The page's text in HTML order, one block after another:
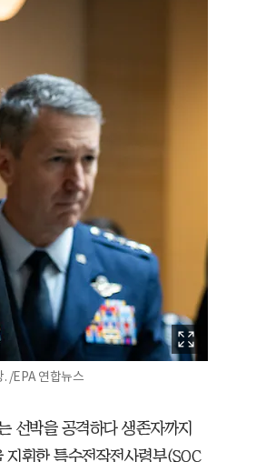
. /EPA 연합뉴스
선박을 공격하다 생존자까지
휘한 특수전작전사령부(SOC